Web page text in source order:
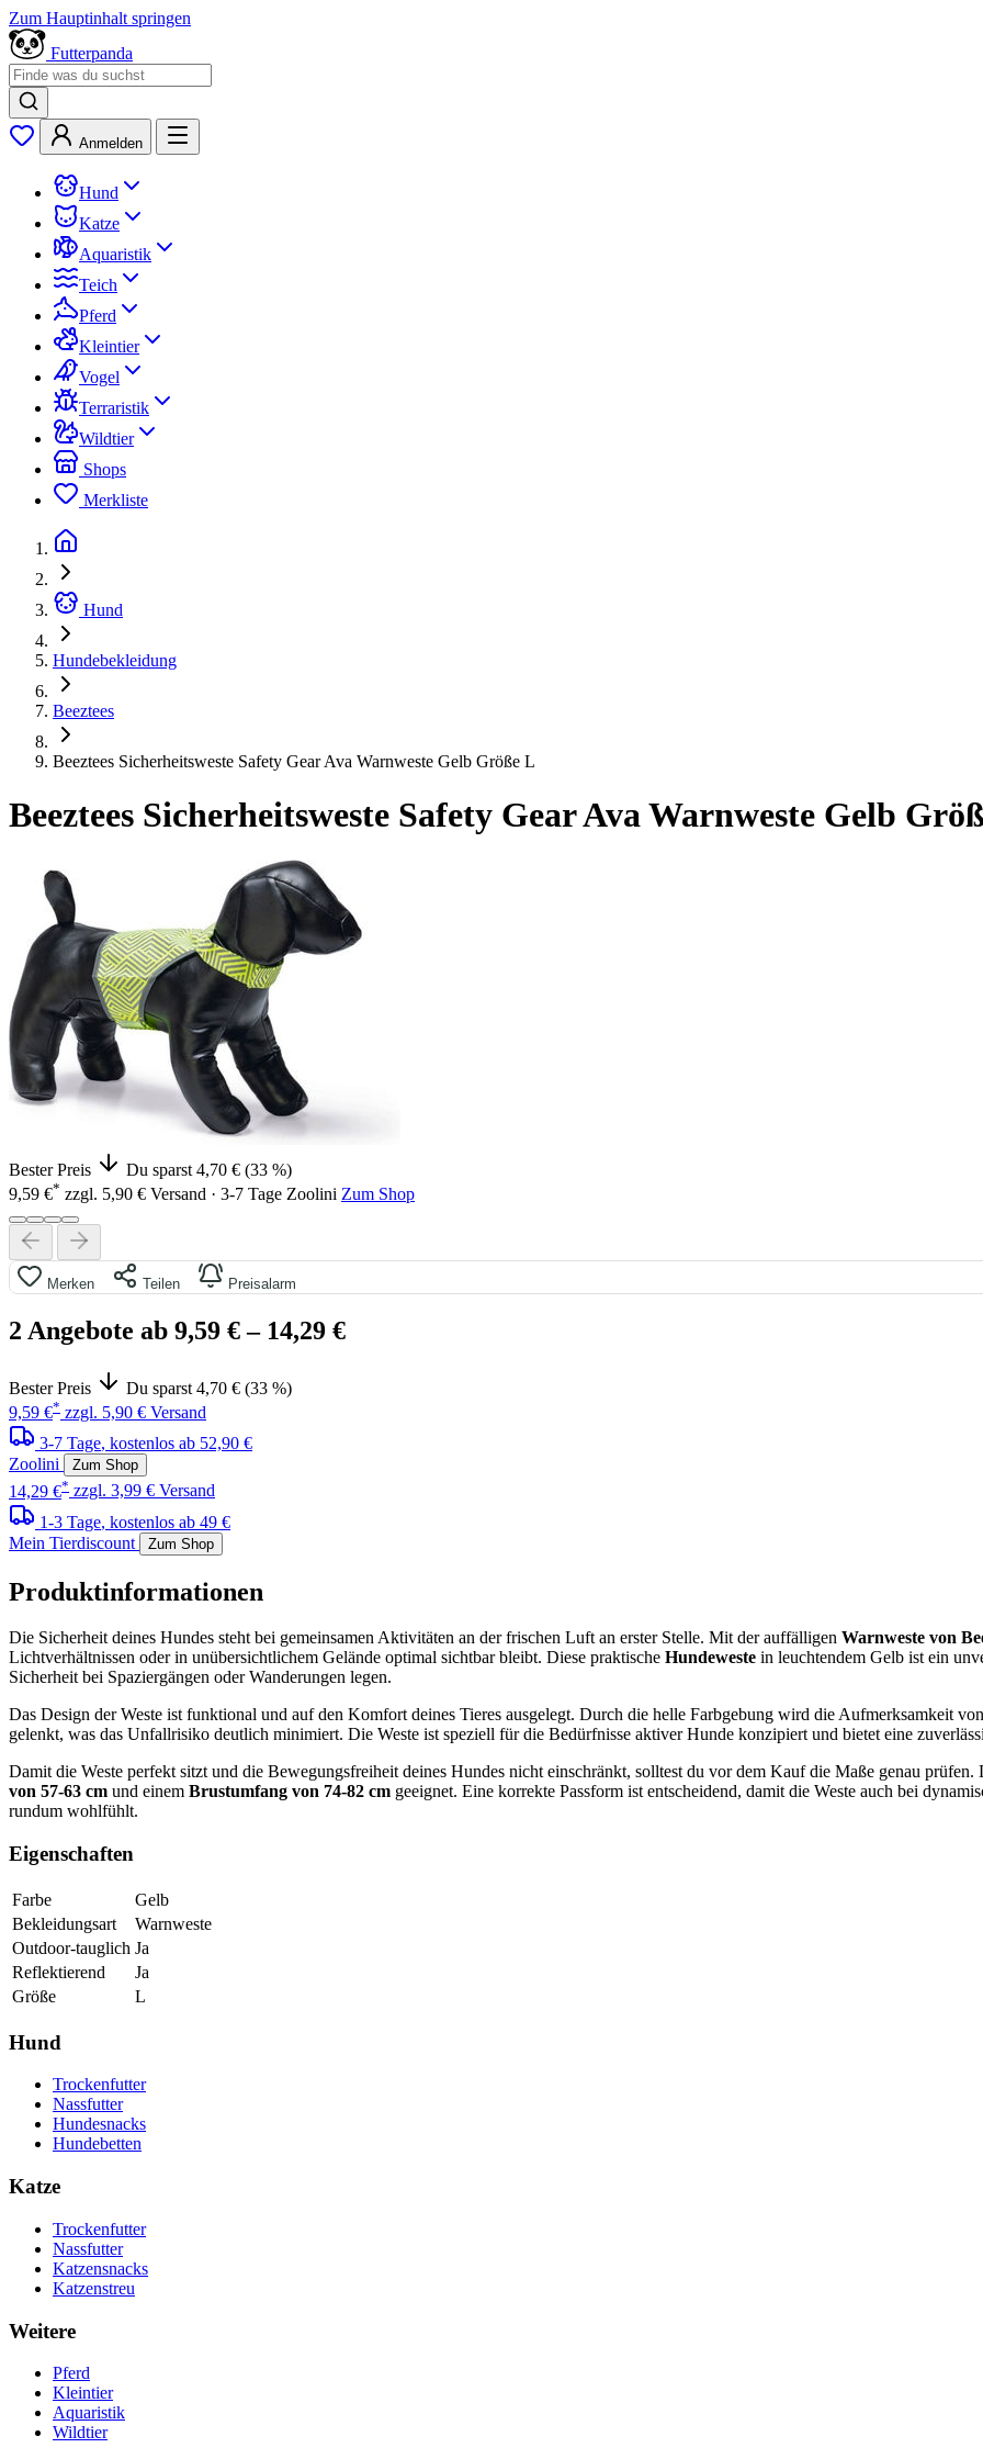
Zum Hauptinhalt springen
Futterpanda
Anmelden
Hund
Katze
Aquaristik
Teich
Pferd
Kleintier
Vogel
Terraristik
Wildtier
Shops
Merkliste
Hund
Hundebekleidung
Beeztees
Beeztees Sicherheitsweste Safety Gear Ava Warnweste Gelb Größe L
Beeztees Sicherheitsweste Safety Gear Ava Warnweste Gelb
Bester Preis
Du sparst 4,70 € (33 %)
9,59 €* zzgl. 5,90 € Versand · 3-7 Tage Zoolini Zum Shop
Merken Teilen Preisalarm
2 Angebote ab 9,59 €– 14,29 €
Bester Preis
Du sparst 4,70 € (33 %)
9,59 €* zzgl. 5,90 € Versand
3-7 Tage, kostenlos ab 52,90 €
Zoolini
Zum Shop
14,29 €* zzgl. 3,99 € Versand
1-3 Tage, kostenlos ab 49 €
Mein Tierdiscount
Zum Shop
Produktinformationen
Die Sicherheit deines Hundes steht bei gemeinsamen Aktivitäten an der frischen Luft an erster Stelle. Mit der auffälligen Warnweste von
Lichtverhältnissen oder in unübersichtlichem Gelände optimal sichtbar bleibt. Diese praktische Hundeweste in leuchtendem Gelb ist ein
Sicherheit bei Spaziergängen oder Wanderungen legen.
Das Design der Weste ist funktional und auf den Komfort deines Tieres ausgelegt. Durch die helle Farbgebung wird die Aufmerksamkeit
gelenkt, was das Unfallrisiko deutlich minimiert. Die Weste ist speziell für die Bedürfnisse aktiver Hunde konzipiert und bietet eine
Damit die Weste perfekt sitzt und die Bewegungsfreiheit deines Hundes nicht einschränkt, solltest du vor dem Kauf die Maße genau
von 57-63 cm und einem Brustumfang von 74-82 cm geeignet. Eine korrekte Passform ist entscheidend, damit die Weste auch bei
rundum wohlfühlt.
Eigenschaften
Farbe
Gelb
Bekleidungsart
Warnweste
Outdoor-tauglich Ja
Reflektierend
Ja
Größe
L
Hund
Trockenfutter
Nassfutter
Hundesnacks
Hundebetten
Katze
Trockenfutter
Nassfutter
Katzensnacks
Katzenstreu
Weitere
Pferd
Kleintier
Aquaristik
Wildtier